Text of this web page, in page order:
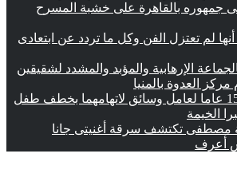
جمهوره بالقاهرة على خشبة المسرح
لم تعتزل الفن وكل ما تردد عن ابتعادى
الإرهابية والمؤبد والمشدد لشقيقين
العدوة بالمنيا
السجن المشدد 15 عاما لعامل وسائق لاتهامهما بخطف طفل
الخيمة
نادية مصطفى تكتشف سرقة أغنيتى جانا
أعرف